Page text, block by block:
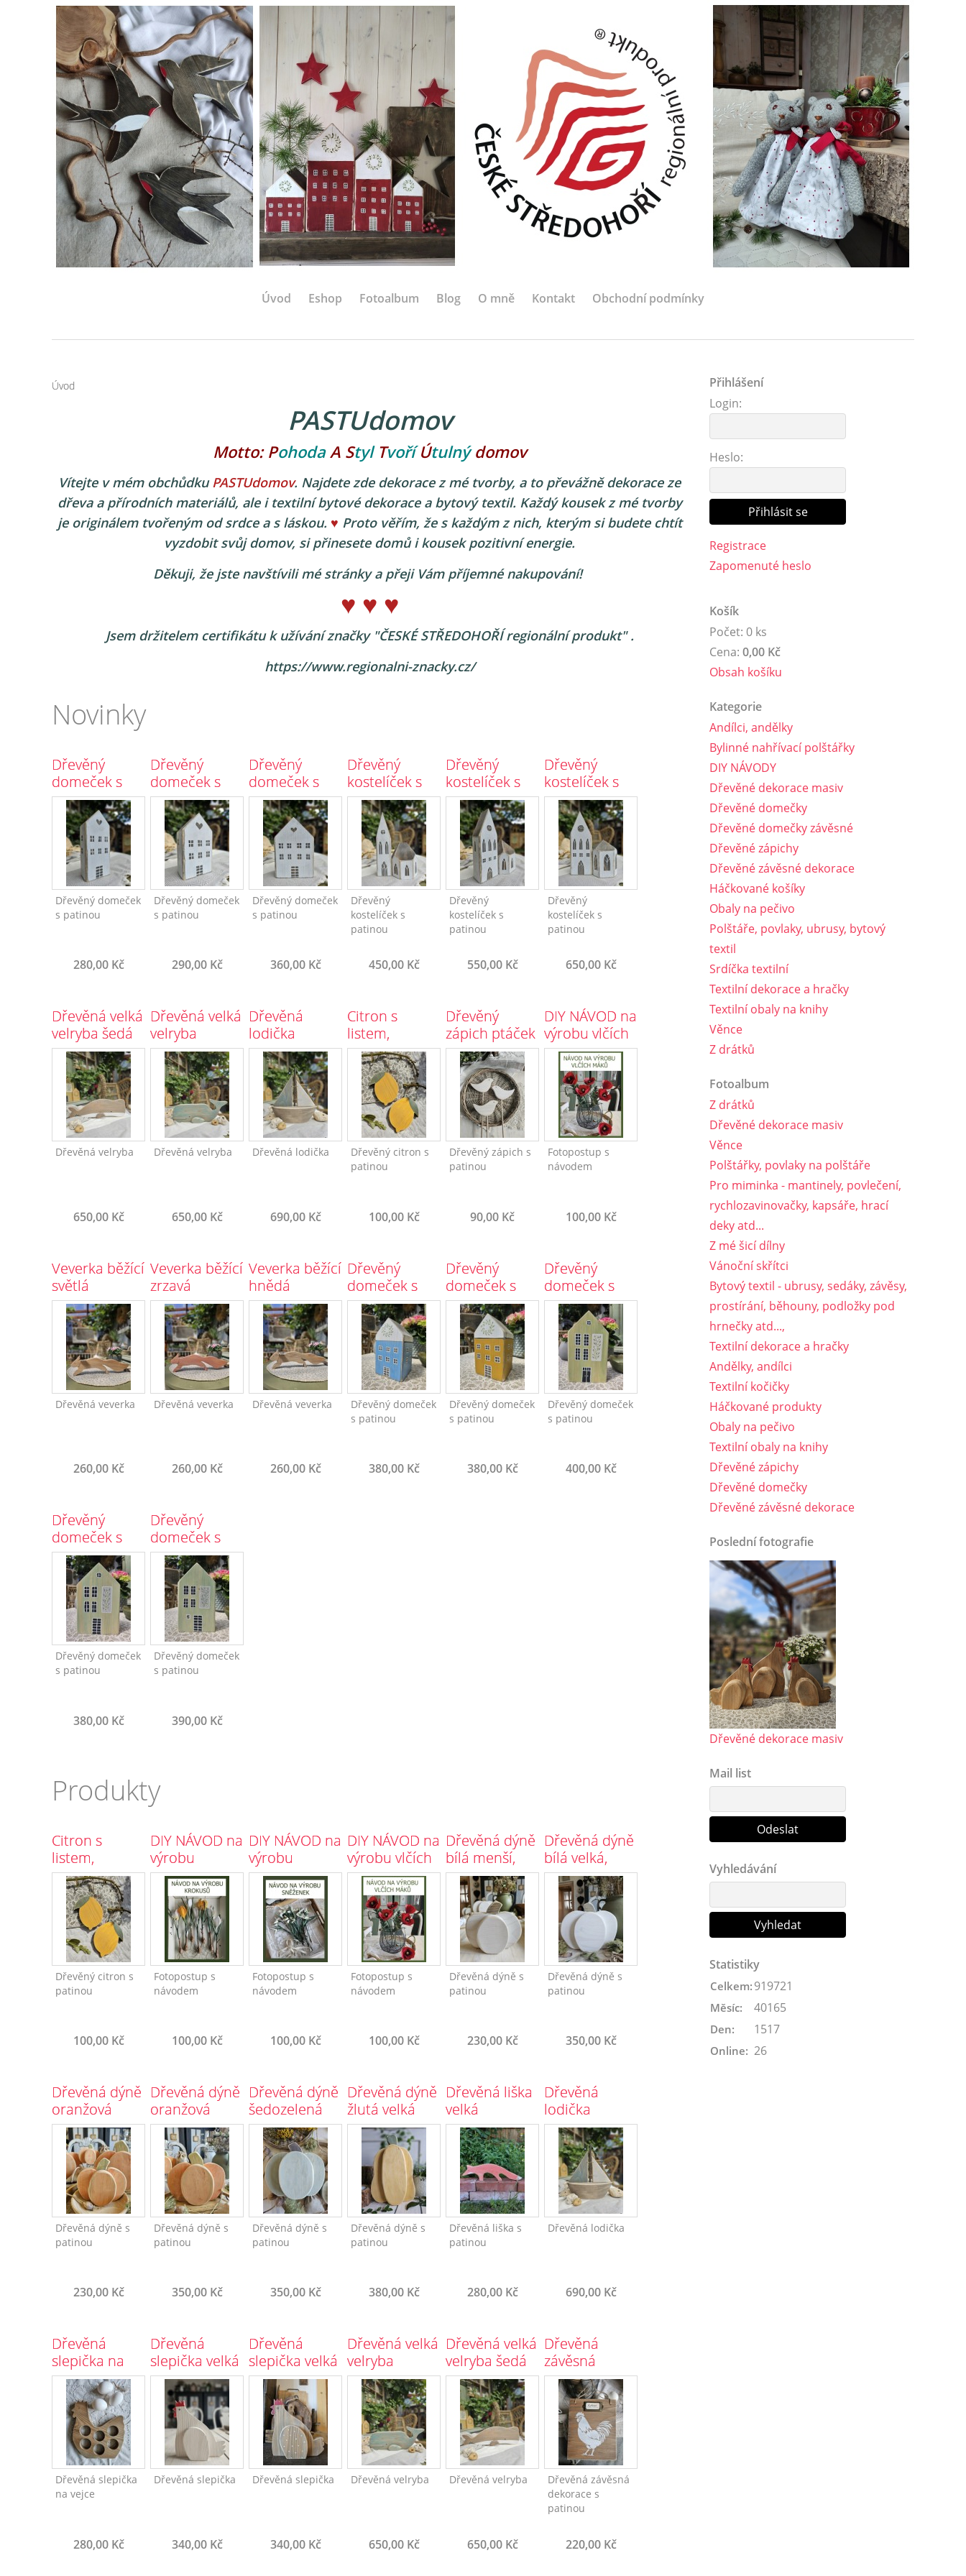
Úvod Eshop Fotoalbum Blog O mně Kontakt Obchodní podmínky
Úvod
PASTUdomov
Motto: PohodaA StylTvoříÚtulnýdomov
Vítejte v mém obchůdkuPASTUdomov. Najdete zde dekorace z mé tvorby, a to převážně dekorace ze
dřeva a přírodních materiálů, ale i textilní bytové dekorace a bytový textil. Každý kousek z mé tvorby
je originálem tvořeným od srdce a s láskou. ♥ Proto věřím, že s každým z nich, kterým si budete chtít
vyzdobit svůj domov, si přinesete domů i kousek pozitivní energie.
Děkuji, že jste navštívili mé stránky a přeji Vám příjemné nakupování!
♥ ♥ ♥
Jsem držitelem certifikátu k užívání značky "ČESKÉ STŘEDOHOŘÍ regionální produkt" .
https://www.regionalni-znacky.cz/
Novinky
Dřevěný
domeček s
patinou
3655/7
Dřevěný domeček
s patinou
280,00 Kč
Dřevěný
domeček s
patinou
3654/6
Dřevěný domeček
s patinou
290,00 Kč
Dřevěný
domeček s
patinou
3653/5
Dřevěný domeček
s patinou
360,00 Kč
Dřevěný
kostelíček s
patinou
3651/3
Dřevěný
kostelíček s
patinou
450,00 Kč
Dřevěný
kostelíček s
patinou
3650/2
Dřevěný
kostelíček s
patinou
550,00 Kč
Dřevěný
kostelíček s
patinou
3649/1
Dřevěný
kostelíček s
patinou
650,00 Kč
Dřevěná velká
velryba šedá
Dřevěná velryba
650,00 Kč
Dřevěná velká
velryba
modrá
Dřevěná velryba
650,00 Kč
Dřevěná
lodička
střední
Dřevěná lodička
690,00 Kč
Citron s
listem,
závěsný
Dřevěný citron s
patinou
100,00 Kč
Dřevěný
zápich ptáček
čistě bílý
Dřevěný zápich s
patinou
90,00 Kč
DIY NÁVOD na
výrobu vlčích
máků
Fotopostup s
návodem
100,00 Kč
Veverka běžící
světlá
Dřevěná veverka
260,00 Kč
Veverka běžící
zrzavá
Dřevěná veverka
260,00 Kč
Veverka běžící
hnědá
Dřevěná veverka
260,00 Kč
Dřevěný
domeček s
patinou
3639/5
Dřevěný domeček
s patinou
380,00 Kč
Dřevěný
domeček s
patinou
3638/4
Dřevěný domeček
s patinou
380,00 Kč
Dřevěný
domeček s
patinou
3637/3
Dřevěný domeček
s patinou
400,00 Kč
Dřevěný
domeček s
patinou
3634/5
Dřevěný domeček
s patinou
380,00 Kč
Dřevěný
domeček s
patinou
3632/3
Dřevěný domeček
s patinou
390,00 Kč
Produkty
Citron s
listem,
závěsný
Dřevěný citron s
patinou
100,00 Kč
DIY NÁVOD na
výrobu
krokusů
Fotopostup s
návodem
100,00 Kč
DIY NÁVOD na
výrobu
sněženek
Fotopostup s
návodem
100,00 Kč
DIY NÁVOD na
výrobu vlčích
máků
Fotopostup s
návodem
100,00 Kč
Dřevěná dýně
bílá menší,
přírodní
hnědá stopka
Dřevěná dýně s
patinou
230,00 Kč
Dřevěná dýně
bílá velká,
přírodní
hnědá stopka
Dřevěná dýně s
patinou
350,00 Kč
Dřevěná dýně
oranžová
menší
Dřevěná dýně s
patinou
230,00 Kč
Dřevěná dýně
oranžová
velká
Dřevěná dýně s
patinou
350,00 Kč
Dřevěná dýně
šedozelená
velká
Dřevěná dýně s
patinou
350,00 Kč
Dřevěná dýně
žlutá velká
Dřevěná dýně s
patinou
380,00 Kč
Dřevěná liška
velká
Dřevěná liška s
patinou
280,00 Kč
Dřevěná
lodička
střední
Dřevěná lodička
690,00 Kč
Dřevěná
slepička na
vajíčka 6
otvorů
Dřevěná slepička
na vejce
280,00 Kč
Dřevěná
slepička velká
celá bílá
Dřevěná slepička
340,00 Kč
Dřevěná
slepička velká
hnědá, hnědé
křídlo s
puntíky
Dřevěná slepička
340,00 Kč
Dřevěná velká
velryba
modrá
Dřevěná velryba
650,00 Kč
Dřevěná velká
velryba šedá
Dřevěná velryba
650,00 Kč
Dřevěná
závěsná
cedule s
kovovou
jmenovkou -
Kohout L
Dřevěná závěsná
dekorace s
patinou
220,00 Kč
Přihlášení
Login:
Heslo:
Registrace
Zapomenuté heslo
Košík
Počet: 0 ks
Cena: 0,00 Kč
Obsah košíku
Kategorie
Andílci, andělky
Bylinné nahřívací polštářky
DIY NÁVODY
Dřevěné dekorace masiv
Dřevěné domečky
Dřevěné domečky závěsné
Dřevěné zápichy
Dřevěné závěsné dekorace
Háčkované košíky
Obaly na pečivo
Polštáře, povlaky, ubrusy, bytový
textil
Srdíčka textilní
Textilní dekorace a hračky
Textilní obaly na knihy
Věnce
Z drátků
Fotoalbum
Z drátků
Dřevěné dekorace masiv
Věnce
Polštářky, povlaky na polštáře
Pro miminka - mantinely, povlečení,
rychlozavinovačky, kapsáře, hrací
deky atd...
Z mé šicí dílny
Vánoční skřítci
Bytový textil - ubrusy, sedáky, závěsy,
prostírání, běhouny, podložky pod
hrnečky atd...,
Textilní dekorace a hračky
Andělky, andílci
Textilní kočičky
Háčkované produkty
Obaly na pečivo
Textilní obaly na knihy
Dřevěné zápichy
Dřevěné domečky
Dřevěné závěsné dekorace
Poslední fotografie
Dřevěné dekorace masiv
Mail list
Vyhledávání
Statistiky
Online: 26
Celkem: 919721
Měsíc: 40165
Den: 1517